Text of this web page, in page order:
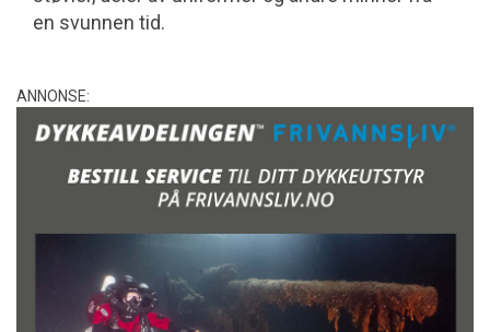
en svunnen tid.
ANNONSE: